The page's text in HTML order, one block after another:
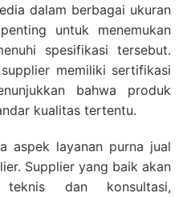
dalam berbagai ukuran
untuk menemukan
spesifikasi tersebut.
memiliki sertifikasi
bahwa produk
kualitas tertentu.
aspek layanan purna jual
Supplier yang baik akan
teknis dan konsultasi,